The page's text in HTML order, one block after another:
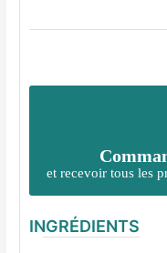
et recevoir tous les
INGRÉDIENTS